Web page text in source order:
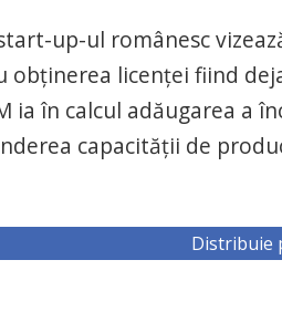
up-ul românesc
licenţei fiind
ia în calcul adăugarea
capacităţii de
Distribuie